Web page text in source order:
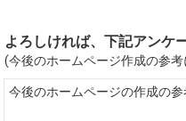
よろしければ、下記アンケ
(今後のホームページ作成の参考
今後のホームページの作成の参